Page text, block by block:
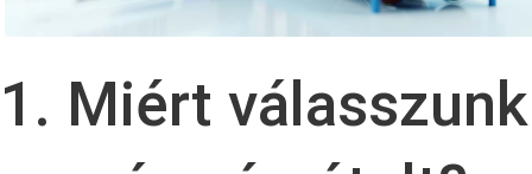
1. Miért válasszunk